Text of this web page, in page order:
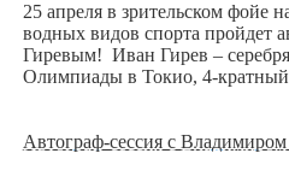
25 апреля в зрительском фойе
водных видов спорта пройдет
Гиревым! Иван Гирев –
Олимпиады в Токио, 4-
Автограф-сессия с